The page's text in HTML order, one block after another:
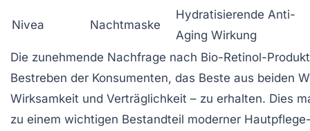
Nivea Nachtmaske
Hydratisierende Anti-
Aging Wirkung
Die zunehmende Nachfrage nach Bio-Retinol-
Bestreben der Konsumenten, das Beste aus beiden
Wirksamkeit und Verträglichkeit – zu erhalten. Dies
zu einem wichtigen Bestandteil moderner